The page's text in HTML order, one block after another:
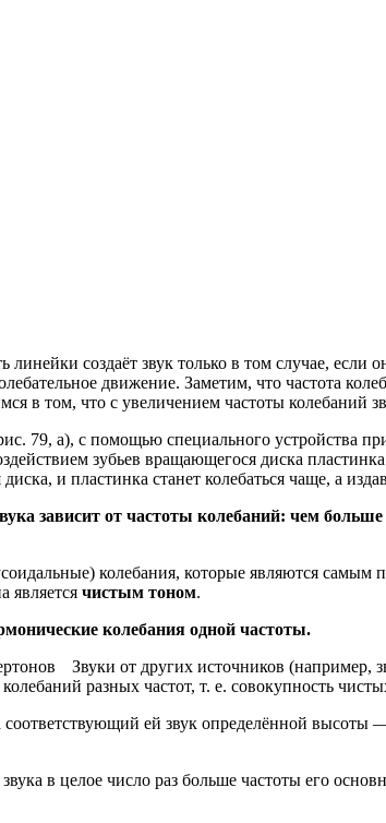
создаёт звук только в том случае, если
движение. Заметим, что частота
в том, что с увеличением частоты колебаний
79, а), с помощью специального устройства
зубьев вращающегося диска
и пластинка станет колебаться чаще, а
зависит от частоты колебаний: чем
колебания, которые являются
является чистым тоном.
колебания одной частоты.
Звуки от других источников (например,
разных частот, т. е. совокупность
соответствующий ей звук определённой
в целое число раз больше частоты его